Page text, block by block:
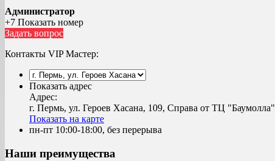
Администратор
+7 Показать номер
Задать вопрос
Контакты VIP Мастер:
Показать адрес
Адрес:
г. Пермь, ул. Героев Хасана, 109, Справа от ТЦ "Баумолла"
Показать на карте
пн-пт 10:00-18:00, без перерыва
Наши преимущества